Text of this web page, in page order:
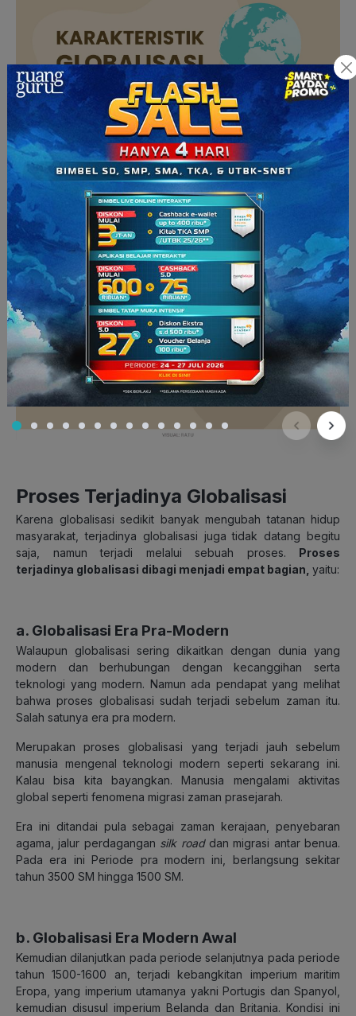
Proses Terjadinya Globalisasi
Karena globalisasi sedikit banyak mengubah tatanan hidup
masyarakat, terjadinya globalisasi juga tidak datang begitu
saja, namun terjadi melalui sebuah proses.
Proses
terjadinya globalisasi dibagi menjadi empat bagian, yaitu:
a. Globalisasi Era Pra-Modern
Walaupun globalisasi sering dikaitkan dengan dunia yang
modern dan berhubungan dengan kecanggihan serta
teknologi yang modern. Namun ada pendapat yang melihat
bahwa proses globalisasi sudah terjadi sebelum zaman itu.
Salah satunya era pra modern.
Merupakan proses globalisasi yang terjadi jauh sebelum
manusia mengenal teknologi modern seperti sekarang ini.
Kalau bisa kita bayangkan. Manusia mengalami aktivitas
global seperti fenomena migrasi zaman prasejarah.
Era ini ditandai pula sebagai zaman kerajaan, penyebaran
agama, jalur perdagangan silk roaddan migrasi antar benua.
Pada era ini Periode pra modern ini, berlangsung sekitar
tahun 3500 SM hingga 1500 SM.
b. Globalisasi Era Modern Awal
Kemudian dilanjutkan pada periode selanjutnya pada periode
tahun 1500-1600 an, terjadi kebangkitan imperium maritim
Eropa, yang imperium utamanya yakni Portugis dan Spanyol,
kemudian disusul imperium Belanda dan Britania. Kondisi ini